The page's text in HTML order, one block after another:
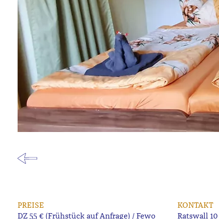
PREISE
DZ 55 € (Frühstück auf Anfrage) / Fewo
KONTAKT
Ratswall